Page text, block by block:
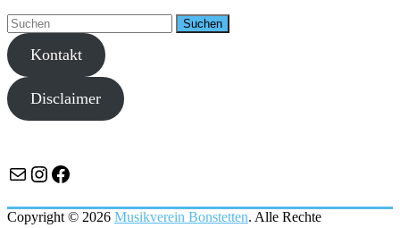
Kontakt
Disclaimer
E-MailInstagram
Facebook
Copyright © 2026 Musikverein Bonstetten. Alle Rechte